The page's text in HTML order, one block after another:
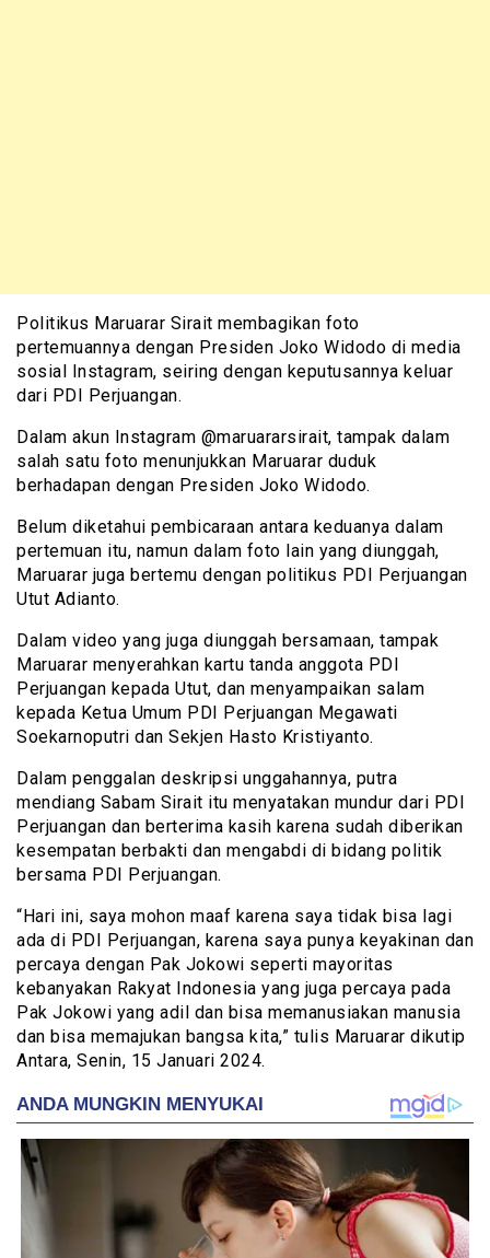
Politikus Maruarar Sirait membagikan foto
pertemuannya dengan Presiden Joko Widodo di media
sosial Instagram, seiring dengan keputusannya keluar
dari PDI Perjuangan.
Dalam akun Instagram @maruararsirait, tampak dalam
salah satu foto menunjukkan Maruarar duduk
berhadapan dengan Presiden Joko Widodo.
Belum diketahui pembicaraan antara keduanya dalam
pertemuan itu, namun dalam foto lain yang diunggah,
Maruarar juga bertemu dengan politikus PDI Perjuangan
Utut Adianto.
Dalam video yang juga diunggah bersamaan, tampak
Maruarar menyerahkan kartu tanda anggota PDI
Perjuangan kepada Utut, dan menyampaikan salam
kepada Ketua Umum PDI Perjuangan Megawati
Soekarnoputri dan Sekjen Hasto Kristiyanto.
Dalam penggalan deskripsi unggahannya, putra
mendiang Sabam Sirait itu menyatakan mundur dari PDI
Perjuangan dan berterima kasih karena sudah diberikan
kesempatan berbakti dan mengabdi di bidang politik
bersama PDI Perjuangan.
“Hari ini, saya mohon maaf karena saya tidak bisa lagi
ada di PDI Perjuangan, karena saya punya keyakinan dan
percaya dengan Pak Jokowi seperti mayoritas
kebanyakan Rakyat Indonesia yang juga percaya pada
Pak Jokowi yang adil dan bisa memanusiakan manusia
dan bisa memajukan bangsa kita,” tulis Maruarar dikutip
Antara, Senin, 15 Januari 2024.